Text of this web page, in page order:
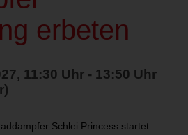
erbeten
11:30 Uhr - 13:50 Uhr
Schlei Princess startet